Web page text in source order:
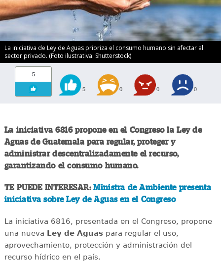
La iniciativa de Ley de Aguas prioriza el consumo humano sin afectar al
sector privado. (Foto ilustrativa: Shutterstock)
5
5 0 0 0
La iniciativa 6816 propone en el Congreso la Ley de
Aguas de Guatemala para regular, proteger y
administrar descentralizadamente el recurso,
garantizando el consumo humano.
TE PUEDE INTERESAR:Ministra de Ambiente presenta
iniciativa sobre Ley de Aguas en el Congreso
La iniciativa 6816, presentada en el Congreso, propone
una nueva Ley de Aguaspara regular el uso,
aprovechamiento, protección y administración del
recurso hídrico en el país.